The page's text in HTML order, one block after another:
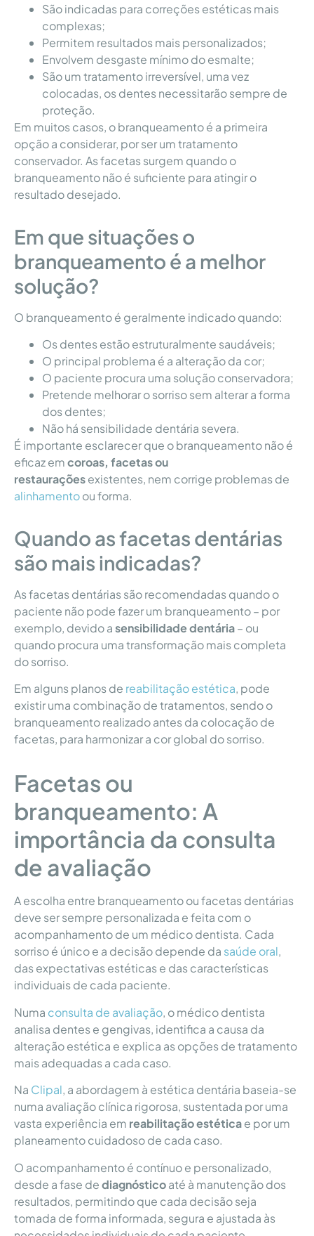
São indicadas para correções estéticas mais
complexas;
Permitem resultados mais personalizados;
Envolvem desgaste mínimo do esmalte;
São um tratamento irreversível, uma vez
colocadas, os dentes necessitarão sempre de
proteção.
Em muitos casos, o branqueamento é a primeira
opção a considerar, por ser um tratamento
conservador. As facetas surgem quando o
branqueamento não é suficiente para atingir o
resultado desejado.
Em que situações o
branqueamento é a melhor
solução?
O branqueamento é geralmente indicado quando:
Os dentes estão estruturalmente saudáveis;
O principal problema é a alteração da cor;
O paciente procura uma solução conservadora;
Pretende melhorar o sorriso sem alterar a forma
dos dentes;
Não há sensibilidade dentária severa.
É importante esclarecer que o branqueamento não é
eficaz emcoroas, facetas ou
restauraçõesexistentes, nem corrige problemas de
alinhamentoou forma.
Quando as facetas dentárias
são mais indicadas?
As facetas dentárias são recomendadas quando o
paciente não pode fazer um branqueamento – por
exemplo, devido asensibilidade dentária– ou
quando procura uma transformação mais completa
do sorriso.
Em alguns planos de reabilitação estética, pode
existir uma combinação de tratamentos, sendo o
branqueamento realizado antes da colocação de
facetas, para harmonizar a cor global do sorriso.
Facetas ou
branqueamento: A
importância da consulta
de avaliação
A escolha entre branqueamento ou facetas dentárias
deve ser sempre personalizada e feita com o
acompanhamento de um médico dentista. Cada
sorriso é único e a decisão depende da saúde oral,
das expectativas estéticas e das características
individuais de cada paciente.
Numa consulta de avaliação, o médico dentista
analisa dentes e gengivas, identifica a causa da
alteração estética e explica as opções de tratamento
mais adequadas a cada caso.
Na Clipal, a abordagem à estética dentária baseia-se
numa avaliação clínica rigorosa, sustentada por uma
vasta experiência em reabilitação estéticae por um
planeamento cuidadoso de cada caso.
O acompanhamento é contínuo e personalizado,
desde a fase dediagnósticoaté à manutenção dos
resultados, permitindo que cada decisão seja
tomada de forma informada, segura e ajustada às